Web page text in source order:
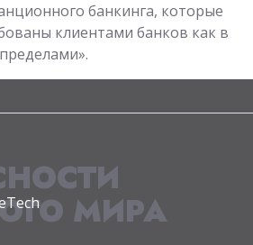
банкинга, которые
клиентами банков как в
МИРА